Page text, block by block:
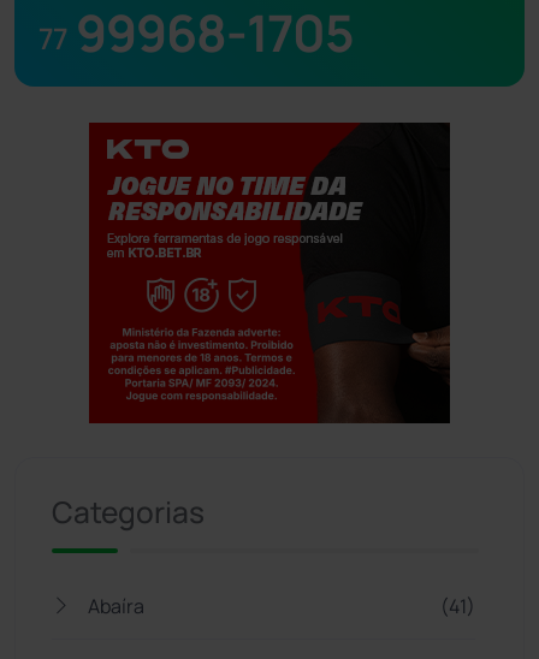
77 99968-1705
Categorias
Abaíra (41)